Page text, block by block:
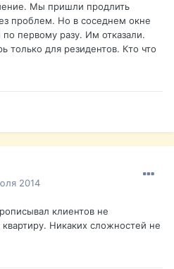
Мы пришли продлить
проблем. Но в соседнем окне
первому разу. Им отказали.
только для резидентов. Кто что
2014
клиентов не
Никаких сложностей не